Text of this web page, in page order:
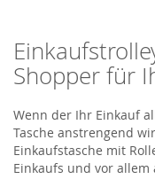
Shopper für
Wenn der Ihr Einkauf
Tasche anstrengend
Einkaufstasche mit
Einkaufs und vor allem